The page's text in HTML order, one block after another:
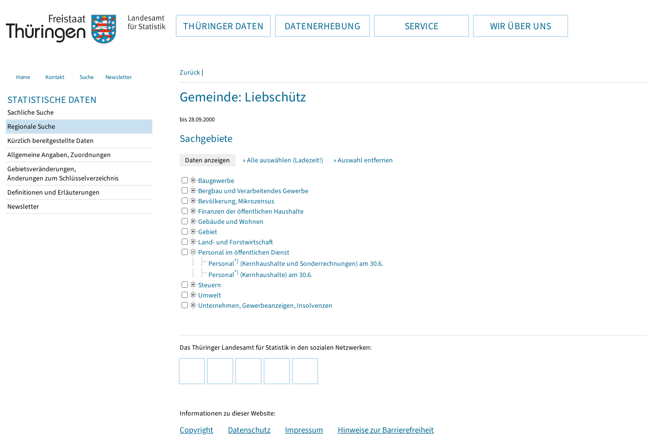
THÜRINGER DATEN DATENERHEBUNG SERVICE WIR ÜBER UNS
Home Kontakt Suche Newsletter
STATISTISCHE DATEN
Sachliche Suche
Regionale Suche
Kürzlich bereitgestellte Daten
Allgemeine Angaben, Zuordnungen
Gebietsveränderungen,
Änderungen zum Schlüsselverzeichnis
Definitionen und Erläuterungen
Newsletter
Zurück |
Gemeinde: Liebschütz
bis 28.09.2000
Sachgebiete
» Alle auswählen (Ladezeit!) » Auswahl entfernen
Baugewerbe
Bergbau und Verarbeitendes Gewerbe
Bevölkerung, Mikrozensus
Finanzen der öffentlichen Haushalte
Gebäude und Wohnen
Gebiet
Land- und Forstwirtschaft
Personal im öffentlichen Dienst
Personal*) (Kernhaushalte und Sonderrechnungen) am 30.6.
Personal*) (Kernhaushalte) am 30.6.
Steuern
Umwelt
Unternehmen, Gewerbeanzeigen, Insolvenzen
Das Thüringer Landesamt für Statistik in den sozialen Netzwerken:
Informationen zu dieser Website:
Copyright Datenschutz Impressum Hinweise zur Barrierefreiheit